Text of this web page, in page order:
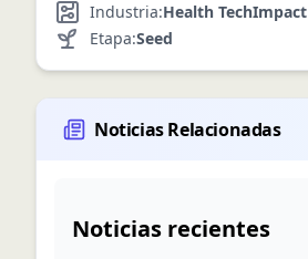
Industria:Health TechImpact
Etapa:Seed
Noticias Relacionadas
Noticias recientes